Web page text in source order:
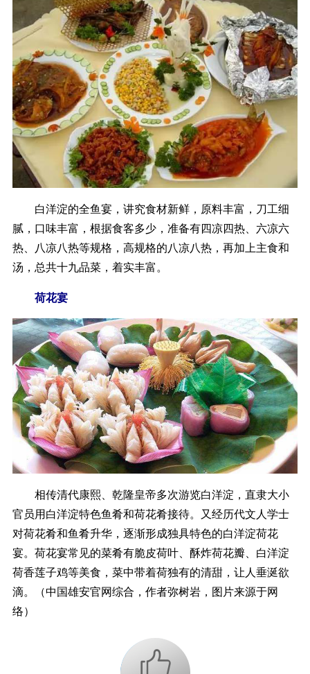
白洋淀的全鱼宴，讲究食材新鲜，原料丰富，刀工细
腻，口味丰富，根据食客多少，准备有四凉四热、六凉六
热、八凉八热等规格，高规格的八凉八热，再加上主食和
汤，总共十九品菜，着实丰富。
荷花宴
相传清代康熙、乾隆皇帝多次游览白洋淀，直隶大小
官员用白洋淀特色鱼肴和荷花肴接待。又经历代文人学士
对荷花肴和鱼肴升华，逐渐形成独具特色的白洋淀荷花
宴。荷花宴常见的菜肴有脆皮荷叶、酥炸荷花瓣、白洋淀
荷香莲子鸡等美食，菜中带着荷独有的清甜，让人垂涎欲
滴。（中国雄安官网综合，作者弥树岩，图片来源于网
络）
+1